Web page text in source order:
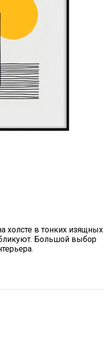
холсте в тонких изящных
Большой выбор